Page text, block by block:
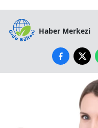
Haber Merkezi